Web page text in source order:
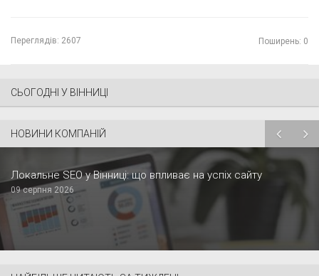
Переглядів: 2607 Поширень: 0
СЬОГОДНІ У ВІННИЦІ
НОВИНИ КОМПАНІЙ
Локальне SEO у Вінниці: що впливає на успіх сайту
09 серпня 2026